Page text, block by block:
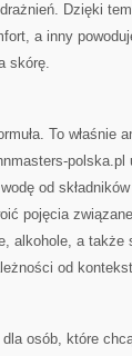
Dzięki
a inny
skórę.
To właśnie
od
pojęcia
alkohole, a także
od
osób, które